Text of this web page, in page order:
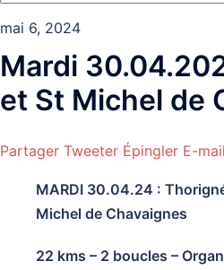
mai 6, 2024
Mardi
et St Michel de
Partager Tweeter Épingler E-mail
MARDI 30.04.24 :
Michel de Chavaignes
22 kms – 2 boucles –